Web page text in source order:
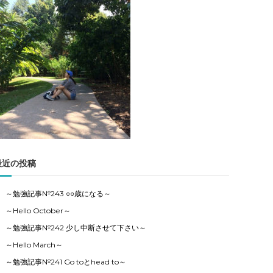
近の投稿
～勉強記事№243 ○○歳になる～
～Hello October～
～勉強記事№242 少し中断させて下さい～
～Hello March～
～勉強記事№241 Go toとhead to～